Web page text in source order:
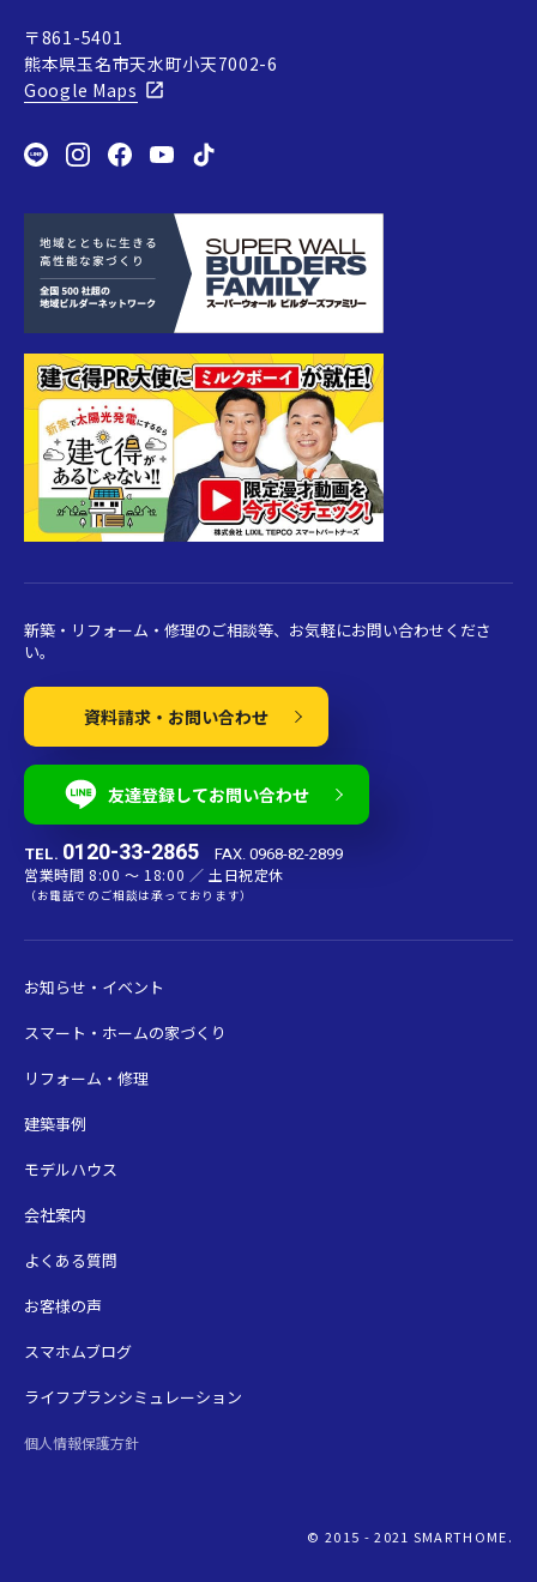
〒861-5401
熊本県玉名市天水町小天7002-6
Google Maps
新築・リフォーム・修理のご相談等、お気軽にお問い合わせくださ
い。
資料請求・お問い合わせ
友達登録してお問い合わせ
TEL. 0120-33-2865 FAX. 0968-82-2899
営業時間 8:00 〜 18:00 ／ 土日祝定休
（お電話でのご相談は承っております）
お知らせ・イベント
スマート・ホームの家づくり
リフォーム・修理
建築事例
モデルハウス
会社案内
よくある質問
お客様の声
スマホムブログ
ライフプランシミュレーション
個人情報保護方針
© 2015 - 2021 SMARTHOME.